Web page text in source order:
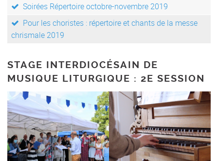
Soirées Répertoire octobre-novembre 2019
Pour les choristes : répertoire et chants de la messe
chrismale 2019
STAGE INTERDIOCÉSAIN DE
MUSIQUE LITURGIQUE : 2E SESSION